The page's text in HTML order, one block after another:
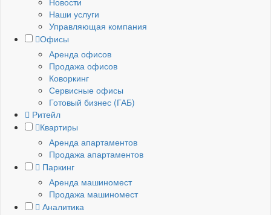
Наши услуги
Управляющая компания
Офисы
Аренда офисов
Продажа офисов
Коворкинг
Сервисные офисы
Готовый бизнес (ГАБ)
Ритейл
Квартиры
Аренда апартаментов
Продажа апартаментов
Паркинг
Аренда машиномест
Продажа машиномест
Аналитика